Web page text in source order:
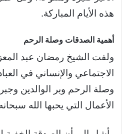
هذه الأيام المباركة.
أهمية الصدقات وصلة الرحم
ولفت الشيخ رمضان عبد
الاجتماعي والإنساني في
وصلة الرحم وبر الوالدين
الأعمال التي يحبها الله